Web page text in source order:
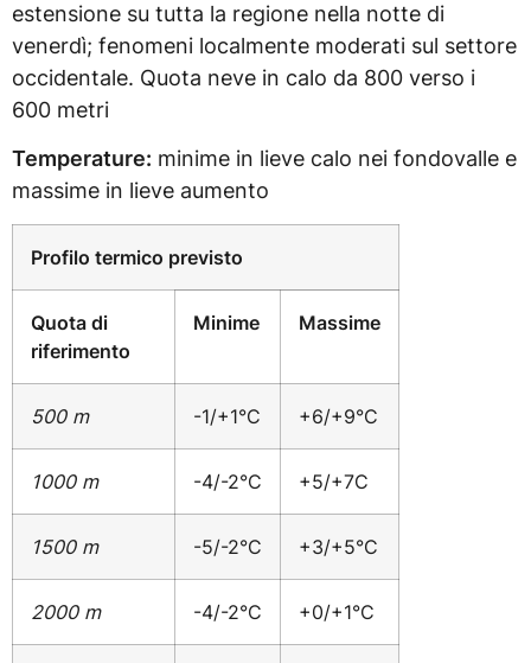
estensione su tutta la regione nella notte di
venerdì; fenomeni localmente moderati sul settore
occidentale. Quota neve in calo da 800 verso i
600 metri
Temperature: minime in lieve calo nei fondovalle e
massime in lieve aumento
Profilo termico previsto
Quota di
riferimento
Minime Massime
500 m -1/+1°C +6/+9°C
1000 m -4/-2°C +5/+7C
1500 m -5/-2°C +3/+5°C
2000 m -4/-2°C +0/+1°C